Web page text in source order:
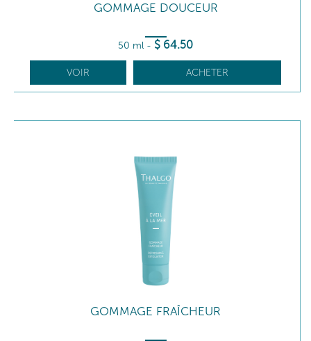
GOMMAGE DOUCEUR
50 ml - $ 64.50
VOIR ACHETER
GOMMAGE FRAÎCHEUR